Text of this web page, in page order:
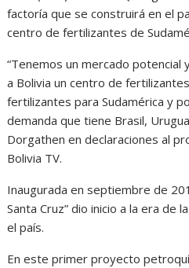
factoría que se construirá en el
centro de fertilizantes de
“Tenemos un mercado
a Bolivia un centro de
fertilizantes para Sudamérica y
demanda que tiene Brasil,
Dorgathen en declaraciones al
Bolivia TV.
Inaugurada en septiembre de
Santa Cruz” dio inicio a la era de
el país.
En este primer proyecto